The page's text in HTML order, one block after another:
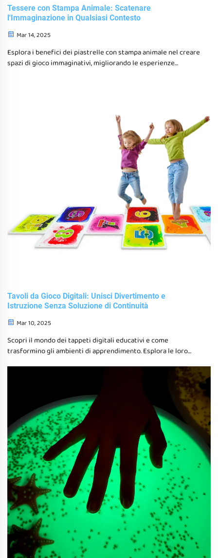
Tessere con Stampa Animale: Scatenare
l'Immaginazione in Qualsiasi Contesto
Mar 14, 2025
Esplora i benefici dei piastrelle con stampa animale nel creare
spazi di gioco immaginativi, migliorando le esperienze
Tavoli da Gioco Digitali: Unisci Divertimento e
Istruzione Senza Soluzione di Continuità
Mar 10, 2025
Scopri il mondo dei tappeti digitali educativi e come
trasformino gli ambienti di apprendimento. Esplora le loro
scolastici per migliorare lo sviluppo cognitivo, la fluentezza